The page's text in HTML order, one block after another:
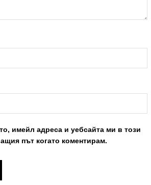
имейл адреса и уебсайта ми в този
път когато коментирам.